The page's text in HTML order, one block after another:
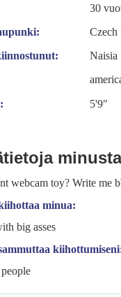
30
Czech
Naisia
5'9"
minusta
webcam toy? Write me
minua:
big asses